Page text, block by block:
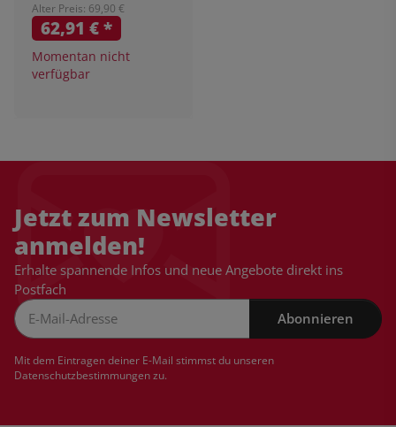
Alter Preis: 69,90 €
62,91 €*
Momentan nicht
verfügbar
Jetzt zum Newsletter
anmelden!
Erhalte spannende Infos und neue Angebote direkt ins
Postfach
Abonnieren
Mit dem Eintragen deiner E-Mail stimmst du unseren
Datenschutzbestimmungenzu.